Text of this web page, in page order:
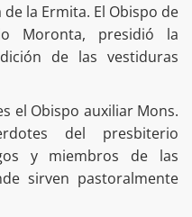
de la Ermita. El Obispo de
Moronta, presidió la
de las vestiduras
el Obispo auxiliar Mons.
del presbiterio
y miembros de las
sirven pastoralmente